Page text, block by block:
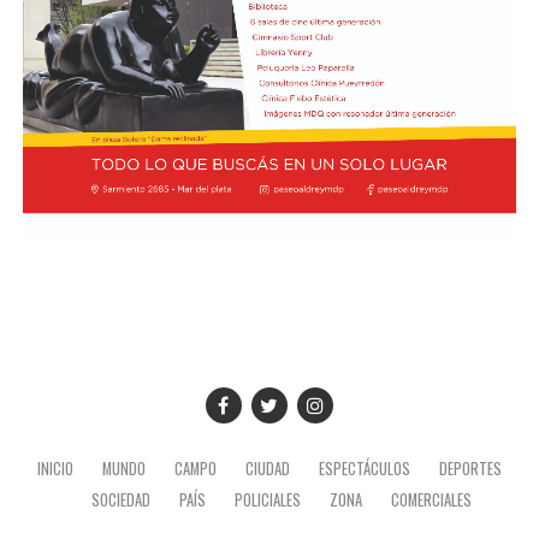
Por último, el secretario de Hacienda de CAME, Blas
Taladrid, subrayó la importancia de la realización de la
Semana Social, que anualmente convoca la Comisión
Episcopal de la Pastoral Social, e indicó que miembros
de la entidad pyme de todo el país participarán de la
actividad.
Diab, Braida y Taladrid en la visita a la sede de la
INICIO MUNDO CAMPO CIUDAD ESPECTÁCULOS
DEPORTES
SOCIEDAD
PAÍS POLICIALES ZONA COMERCIALES